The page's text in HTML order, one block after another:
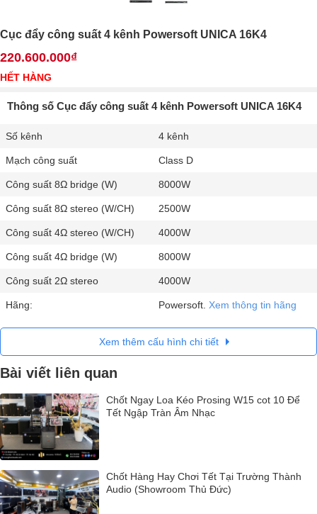
Cục đẩy công suất 4 kênh Powersoft UNICA 16K4
220.600.000₫
HẾT HÀNG
Thông số Cục đẩy công suất 4 kênh Powersoft UNICA 16K4
Số kênh 4 kênh
Mạch công suất Class D
Công suất 8Ω bridge (W) 8000W
Công suất 8Ω stereo (W/CH) 2500W
Công suất 4Ω stereo (W/CH) 4000W
Công suất 4Ω bridge (W) 8000W
Công suất 2Ω stereo 4000W
Hãng: Powersoft. Xem thông tin hãng
Xem thêm cấu hình chi tiết
Bài viết liên quan
Chốt Ngay Loa Kéo Prosing W15 cot 10 Để
Tết Ngập Tràn Âm Nhạc
Chốt Hàng Hay Chơi Tết Tại Trường Thành
Audio (Showroom Thủ Đức)